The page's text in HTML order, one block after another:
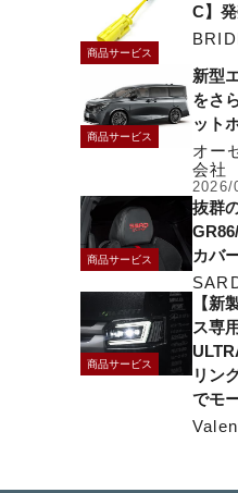
商品サービス
C】
商品サービス
新型
をさ
ット
オー
会社
2026/
商品サービス
抜群
カバ
商品サービス
【新
ス専
リン
でモ